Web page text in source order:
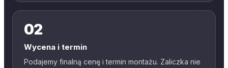
02
Wycena i termin
Podajemy finalną cenę i termin montażu. Zaliczka nie